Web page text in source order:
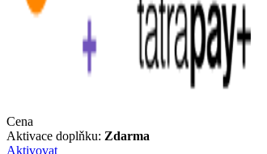
Cena
Aktivace doplňku: Zdarma
Aktivovat